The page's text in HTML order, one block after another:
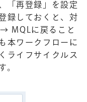
「再登録」を設定
録しておくと、対
MQLに戻ること
本ワークフローに
ライフサイクルス
。